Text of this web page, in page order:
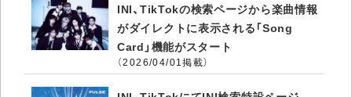
INI、TikTokの検索ページから楽曲情報
がダイレクトに表示される「Song
Card」機能がスタート
（2026/04/01掲載）